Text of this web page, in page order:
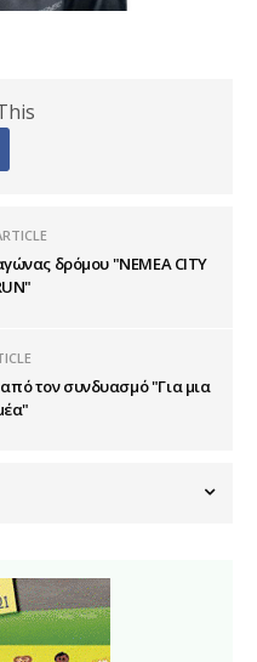
δρόμου "NEMEA CITY
τον συνδυασμό "Για μια